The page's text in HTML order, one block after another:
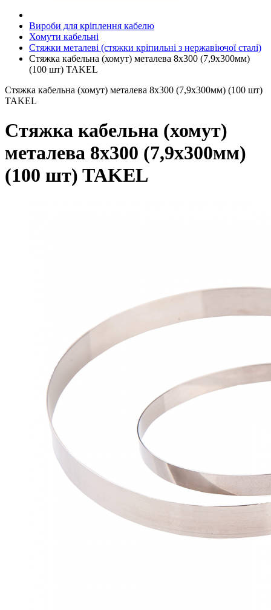
Вироби для кріплення кабелю
Хомути кабельні
Стяжки металеві (стяжки кріпильні з нержавіючої сталі)
Стяжка кабельна (хомут) металева 8x300 (7,9х300мм)
(100 шт) TAKEL
Стяжка кабельна (хомут) металева 8x300 (7,9х300мм) (100 шт)
TAKEL
Стяжка кабельна (хомут)
металева 8x300 (7,9х300мм)
(100 шт) TAKEL